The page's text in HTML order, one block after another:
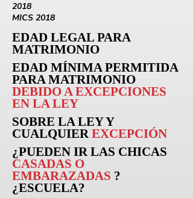
2018
MICS 2018
EDAD LEGAL PARA
MATRIMONIO
EDAD MÍNIMA PERMITIDA
PARA MATRIMONIO
DEBIDO A EXCEPCIONES
EN LA LEY
SOBRE LA LEY Y
CUALQUIEREXCEPCIÓN
¿PUEDEN IRLAS CHICAS
CASADAS O
EMBARAZADAS ?
¿ESCUELA?